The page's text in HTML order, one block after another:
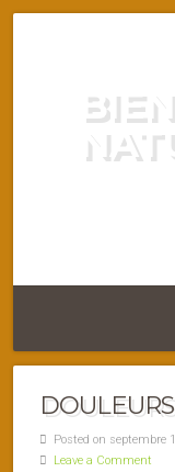
Posted on septembre
Leave a Comment